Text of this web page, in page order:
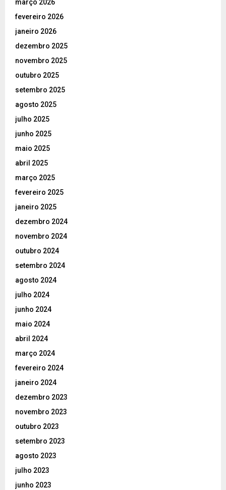
março 2026
fevereiro 2026
janeiro 2026
dezembro 2025
novembro 2025
outubro 2025
setembro 2025
agosto 2025
julho 2025
junho 2025
maio 2025
abril 2025
março 2025
fevereiro 2025
janeiro 2025
dezembro 2024
novembro 2024
outubro 2024
setembro 2024
agosto 2024
julho 2024
junho 2024
maio 2024
abril 2024
março 2024
fevereiro 2024
janeiro 2024
dezembro 2023
novembro 2023
outubro 2023
setembro 2023
agosto 2023
julho 2023
junho 2023